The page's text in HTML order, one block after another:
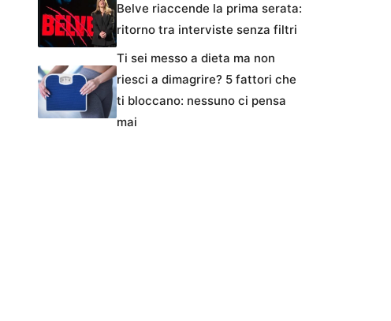
Belve riaccende la prima serata:
ritorno tra interviste senza filtri
Ti sei messo a dieta ma non
riesci a dimagrire? 5 fattori che
ti bloccano: nessuno ci pensa
mai